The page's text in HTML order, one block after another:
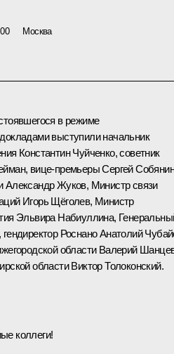
Москва
в режиме
выступили начальник
Константин Чуйченко, советник
вице-премьеры Сергей
Александр Жуков, Министр связи
Игорь Щёголев, Министр
Эльвира Набиуллина,
Роснано Анатолий
области Валерий
области Виктор Толоконский.
коллеги!